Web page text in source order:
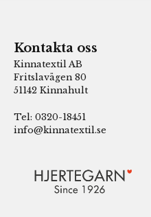
Kontakta oss
Kinnatextil AB
Fritslavägen 80
51142 Kinnahult
Tel: 0320-18451
info@kinnatextil.se